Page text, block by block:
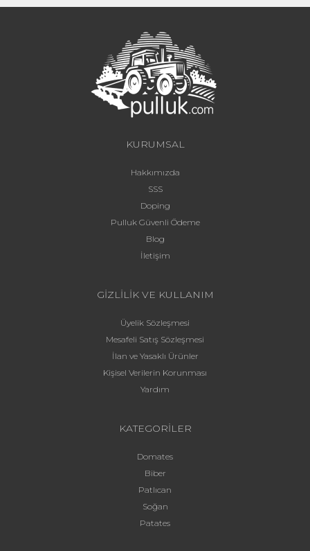
KURUMSAL
Hakkımızda
SSS
Doping
Pulluk Güvenli Ödeme
Blog
İletişim
GİZLİLİK VE KULLANIM
Üyelik Sözleşmesi
Mesafeli Satış Sözleşmesi
İlan ve Yasaklı Ürünler
Kişisel Verilerin Korunması
Yardım
KATEGORİLER
Domates
Biber
Patlıcan
Soğan
Patates